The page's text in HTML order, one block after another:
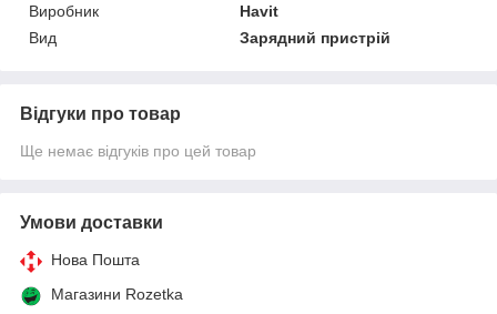
Виробник
Havit
Вид
Зарядний пристрій
Відгуки про товар
Ще немає відгуків про цей товар
Умови доставки
Нова Пошта
Магазини Rozetka